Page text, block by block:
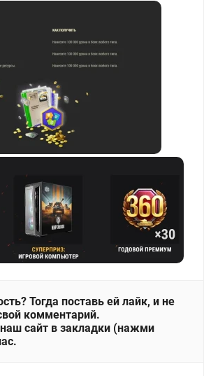
Тогда поставь ей лайк, и не
комментарий.
сайт в закладки (нажми